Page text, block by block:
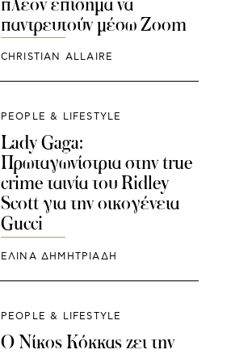
παντρευτούν μέσω Zoom
CHRISTIAN ALLAIRE
PEOPLE & LIFESTYLE
Lady Gaga:
Πρωταγωνίστρια στην true
crime ταινία του Ridley
Scott για την οικογένεια
Gucci
ΕΛΙΝΑ ΔΗΜΗΤΡΙΑΔΗ
PEOPLE & LIFESTYLE
O Νίκος Κόκκας ζει την